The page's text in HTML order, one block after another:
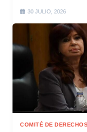
30 JULIO, 2026
COMITÉ DE